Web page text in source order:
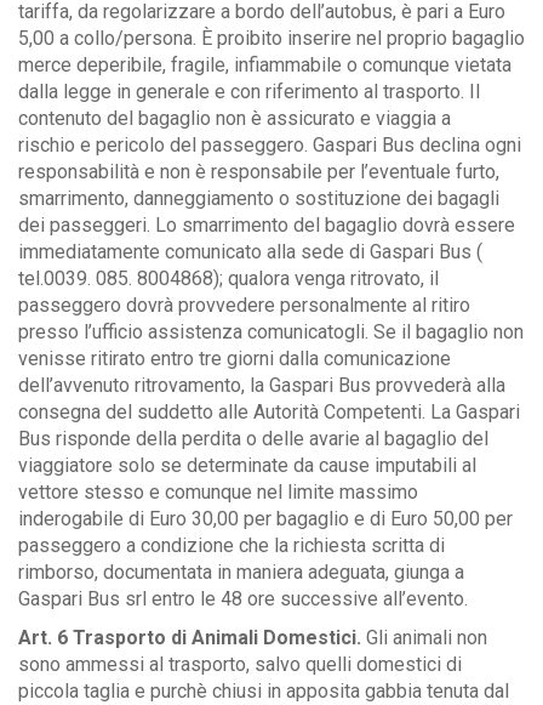
tariffa, da regolarizzare a bordo dell’autobus, è pari a Euro
5,00 a collo/persona. È proibito inserire nel proprio bagaglio
merce deperibile, fragile, infiammabile o comunque vietata
dalla legge in generale e con riferimento al trasporto. Il
contenuto del bagaglio non è assicurato e viaggia a
rischio e pericolo del passeggero. Gaspari Bus declina ogni
responsabilità e non è responsabile per l’eventuale furto,
smarrimento, danneggiamento o sostituzione dei bagagli
dei passeggeri. Lo smarrimento del bagaglio dovrà essere
immediatamente comunicato alla sede di Gaspari Bus (
tel.0039. 085. 8004868); qualora venga ritrovato, il
passeggero dovrà provvedere personalmente al ritiro
presso l’ufficio assistenza comunicatogli. Se il bagaglio non
venisse ritirato entro tre giorni dalla comunicazione
dell’avvenuto ritrovamento, la Gaspari Bus provvederà alla
consegna del suddetto alle Autorità Competenti. La Gaspari
Bus risponde della perdita o delle avarie al bagaglio del
viaggiatore solo se determinate da cause imputabili al
vettore stesso e comunque nel limite massimo
inderogabile di Euro 30,00 per bagaglio e di Euro 50,00 per
passeggero a condizione che la richiesta scritta di
rimborso, documentata in maniera adeguata, giunga a
Gaspari Bus srl entro le 48 ore successive all’evento.
Art. 6 Trasporto di Animali Domestici. Gli animali non
sono ammessi al trasporto, salvo quelli domestici di
piccola taglia e purchè chiusi in apposita gabbia tenuta dal